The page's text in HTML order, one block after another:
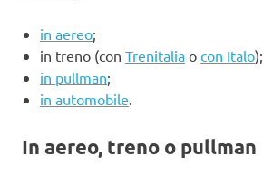
in aereo;
in treno (con Trenitalia o con Italo);
in pullman;
in automobile
In aereo, treno o pullman